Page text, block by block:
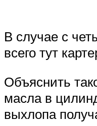
В случае с
всего тут
Объяснить
масла в
выхлопа